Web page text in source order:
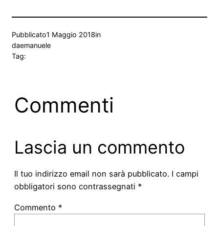
Pubblicato1 Maggio 2018in
daemanuele
Tag:
Commenti
Lascia un commento
Il tuo indirizzo email non sarà pubblicato. I campi
obbligatori sono contrassegnati *
Commento *